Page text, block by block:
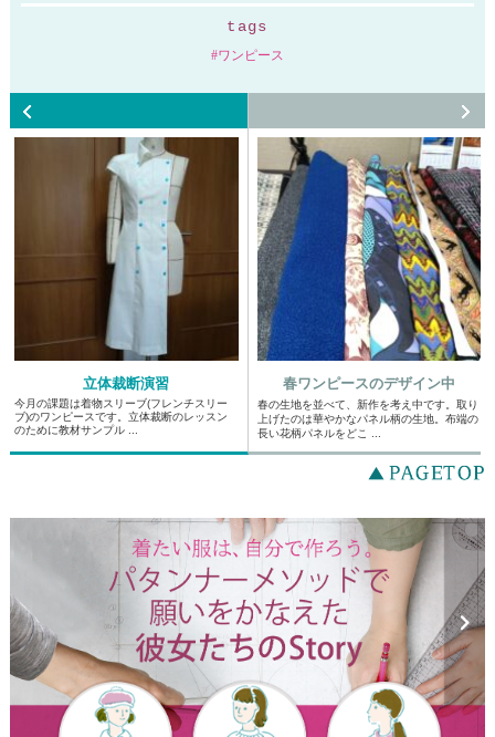
tags
ワンピース
立体裁断演習
今月の課題は着物スリーブ(フレンチスリー
ブ)のワンピースです。立体裁断のレッスン
のために教材サンプル ...
春ワンピースのデザイン中
春の生地を並べて、新作を考え中です。取り
上げたのは華やかなパネル柄の生地。布端の
長い花柄パネルをどこ ...